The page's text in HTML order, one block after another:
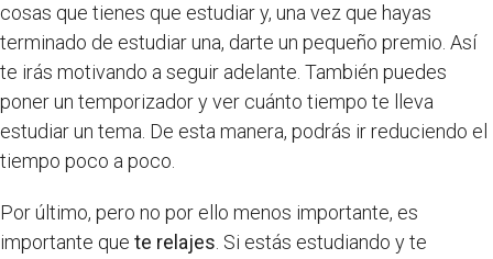
cosas que tienes que estudiar y, una vez que hayas
terminado de estudiar una, darte un pequeño premio. Así
te irás motivando a seguir adelante. También puedes
poner un temporizador y ver cuánto tiempo te lleva
estudiar un tema. De esta manera, podrás ir reduciendo el
tiempo poco a poco.
Por último, pero no por ello menos importante, es
importante que te relajes . Si estás estudiando y te